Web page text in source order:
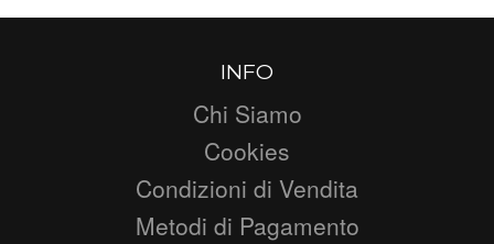
INFO
Chi Siamo
Cookies
Condizioni di Vendita
Metodi di Pagamento